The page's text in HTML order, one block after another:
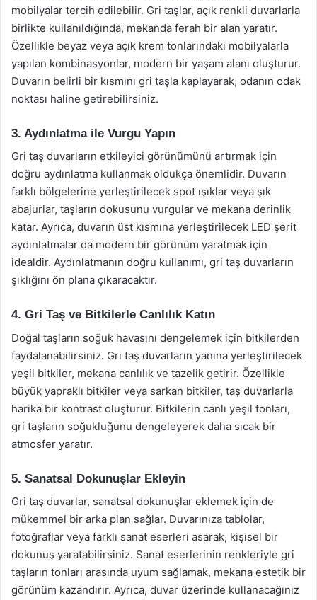
mobilyalar tercih edilebilir. Gri taşlar, açık renkli duvarlarla
birlikte kullanıldığında, mekanda ferah bir alan yaratır.
Özellikle beyaz veya açık krem tonlarındaki mobilyalarla
yapılan kombinasyonlar, modern bir yaşam alanı oluşturur.
Duvarın belirli bir kısmını gri taşla kaplayarak, odanın odak
noktası haline getirebilirsiniz.
3. Aydınlatma ile Vurgu Yapın
Gri taş duvarların etkileyici görünümünü artırmak için
doğru aydınlatma kullanmak oldukça önemlidir. Duvarın
farklı bölgelerine yerleştirilecek spot ışıklar veya şık
abajurlar, taşların dokusunu vurgular ve mekana derinlik
katar. Ayrıca, duvarın üst kısmına yerleştirilecek LED şerit
aydınlatmalar da modern bir görünüm yaratmak için
idealdir. Aydınlatmanın doğru kullanımı, gri taş duvarların
şıklığını ön plana çıkaracaktır.
4. Gri Taş ve Bitkilerle Canlılık Katın
Doğal taşların soğuk havasını dengelemek için bitkilerden
faydalanabilirsiniz. Gri taş duvarların yanına yerleştirilecek
yeşil bitkiler, mekana canlılık ve tazelik getirir. Özellikle
büyük yapraklı bitkiler veya sarkan bitkiler, taş duvarlarla
harika bir kontrast oluşturur. Bitkilerin canlı yeşil tonları,
gri taşların soğukluğunu dengeleyerek daha sıcak bir
atmosfer yaratır.
5. Sanatsal Dokunuşlar Ekleyin
Gri taş duvarlar, sanatsal dokunuşlar eklemek için de
mükemmel bir arka plan sağlar. Duvarınıza tablolar,
fotoğraflar veya farklı sanat eserleri asarak, kişisel bir
dokunuş yaratabilirsiniz. Sanat eserlerinin renkleriyle gri
taşların tonları arasında uyum sağlamak, mekana estetik bir
görünüm kazandırır. Ayrıca, duvar üzerinde kullanacağınız